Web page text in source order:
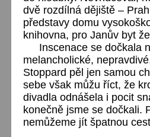
dvě rozdílná dějiště –
představy domu
knihovna, pro Janův byt
Inscenace se dočkala
melancholické,
Stoppard pěl jen samou
sebe však můžu říct, že
divadla odnášela i pocit
konečně jsme se dočkali.
nemůžeme jít špatnou